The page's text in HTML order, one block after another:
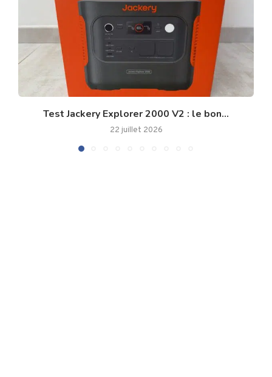
Test Jackery Explorer 2000 V2 : le bon...
22 juillet 2026